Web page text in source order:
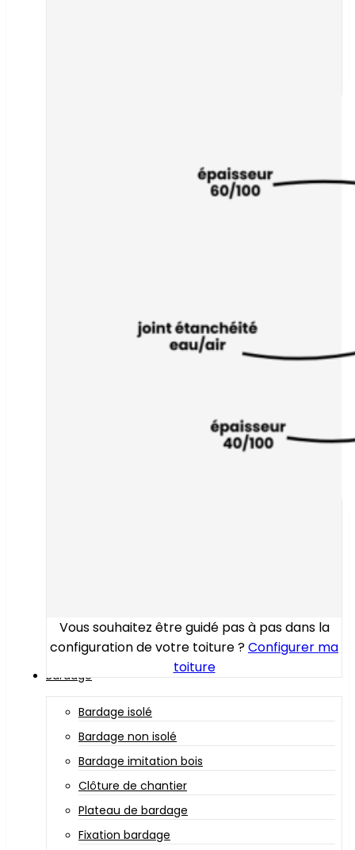
Vous souhaitez être guidé pas à pas dans la
configuration de votre toiture ?Configurer ma
toiture
Bardage
Bardage isolé
Bardage non isolé
Bardage imitation bois
Clôture de chantier
Plateau de bardage
Fixation bardage